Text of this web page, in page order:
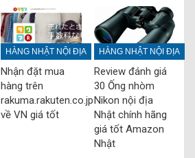
HÀNG NHẬT NỘI ĐỊA
Nhận đặt mua
hàng trên
rakuma.rakuten.co.jp
về VN giá tốt
HÀNG NHẬT NỘI ĐỊA
Review đánh giá
30 Ống nhòm
Nikon nội địa
Nhật chính hãng
giá tốt Amazon
Nhật